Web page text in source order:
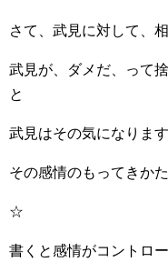
さて、武見に対して、
武見が、ダメだ、って
と
武見はその気になります
その感情のもってきか
☆
書くと感情がコントロ